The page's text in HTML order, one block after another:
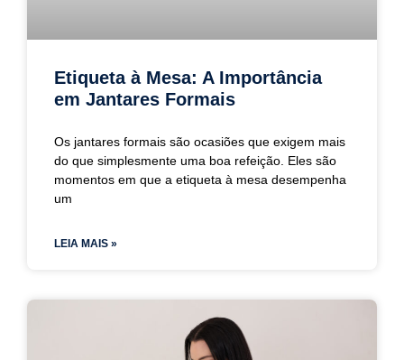
Etiqueta à Mesa: A Importância
em Jantares Formais
Os jantares formais são ocasiões que exigem mais
do que simplesmente uma boa refeição. Eles são
momentos em que a etiqueta à mesa desempenha
um
LEIA MAIS »